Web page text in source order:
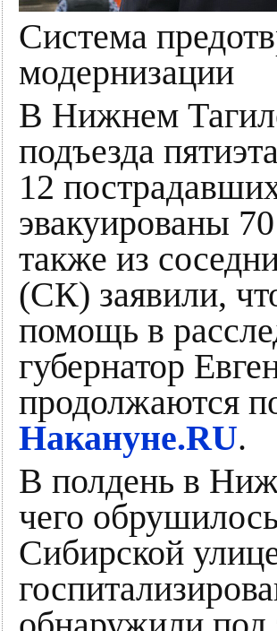
Система
модернизации
В Нижнем
подъезда
12
эвакуированы
также из
(СК) заявили,
помощь в
губернатор
продолжаются
Накануне.RU.
В полдень в
чего
Сибирской